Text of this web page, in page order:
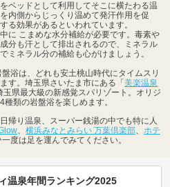
ベッドとして利用してそこに横たわる温
内側からじっくり温めて発汗作用を促
る効果があるといわれています。
に こまめな水分補給が必要です。毒素や
分も汗として排出されるので、ミネラル
ミネラル分の補給も心がけましょう。
盤浴は、どれも安土桃山時代にタイムスリ
す。埼玉県さいたま市にある「 美楽温泉
玉県最大級の新感覚スパリゾート。オリジ
類の岩盤浴を楽しめます。
帰り温泉、スーパー銭湯の中でも特に人
、 横浜みなとみらい 万葉倶楽部、 ホテ
度は足を運んでみてください。
温泉年間ランキング2025